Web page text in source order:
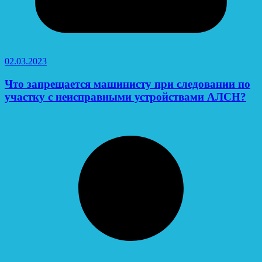
02.03.2023
Что запрещается машинисту при следовании по
участку с неисправными устройствами АЛСН?